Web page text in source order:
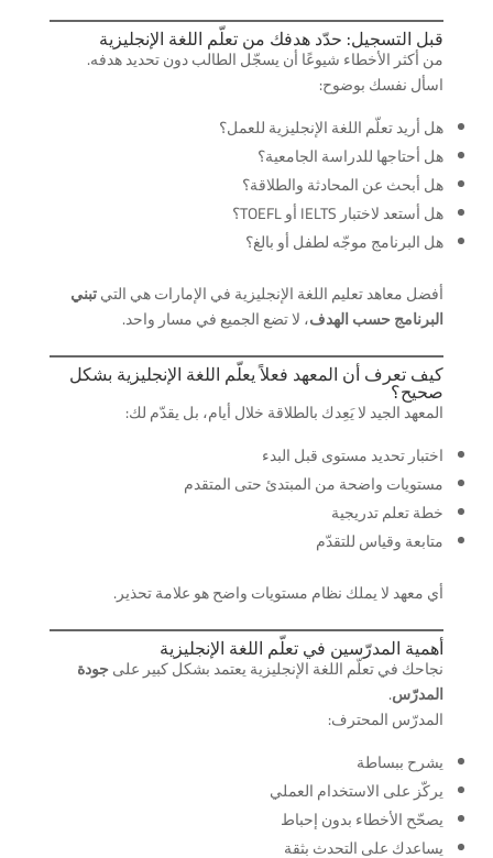
قبل التسجيل: حدّد هدفك من تعلّم اللغة الإنجليزية
من أكثر الأخطاء شيوعًا أن يسجّل الطالب دون تحديد هدفه.
اسأل نفسك بوضوح:
هل أريد تعلّم اللغة الإنجليزية للعمل؟
هل أحتاجها للدراسة الجامعية؟
هل أبحث عن المحادثة والطلاقة؟
هل أستعد لاختبار IELTS أو TOEFL؟
هل البرنامج موجّه لطفل أو بالغ؟
أفضل معاهد تعليم اللغة الإنجليزية في الإمارات هي التيتبني
البرنامج حسب الهدف، لا تضع الجميع في مسار واحد.
كيف تعرف أن المعهد فعلاً يعلّم اللغة الإنجليزية بشكل
صحيح؟
المعهد الجيد لا يَعِدك بالطلاقة خلال أيام، بل يقدّم لك:
اختبار تحديد مستوى قبل البدء
مستويات واضحة من المبتدئ حتى المتقدم
خطة تعلم تدريجية
متابعة وقياس للتقدّم
أي معهد لا يملك نظام مستويات واضح هو علامة تحذير.
أهمية المدرّسين في تعلّم اللغة الإنجليزية
نجاحك في تعلّم اللغة الإنجليزية يعتمد بشكل كبير علىجودة
المدرّس.
المدرّس المحترف:
يشرح ببساطة
يركّز على الاستخدام العملي
يصحّح الأخطاء بدون إحباط
يساعدك على التحدث بثقة